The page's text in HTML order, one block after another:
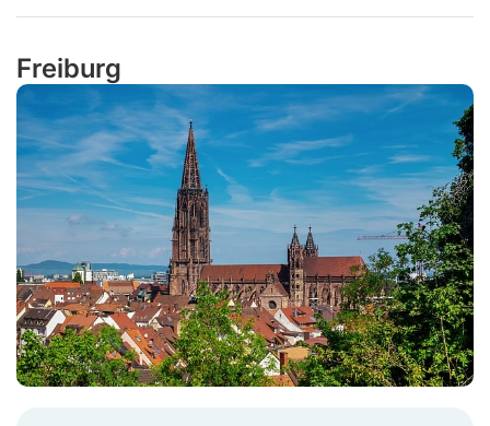
Freiburg